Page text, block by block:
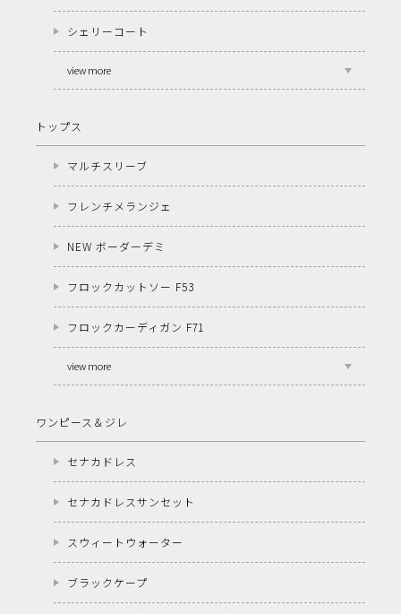
シェリーコート
view more
トップス
マルチスリーブ
フレンチメランジェ
NEW ボーダーデミ
フロックカットソー F53
フロックカーディガン F71
view more
ワンピース＆ジレ
セナカドレス
セナカドレスサンセット
スウィートウォーター
ブラックケープ